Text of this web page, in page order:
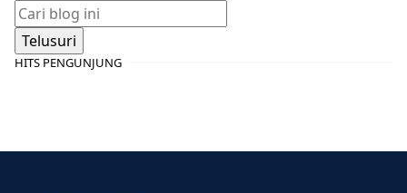
HITS PENGUNJUNG